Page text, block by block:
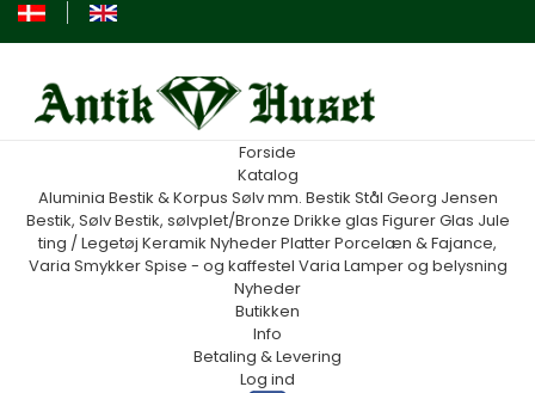
Forside
Katalog
Aluminia Bestik & Korpus Sølv mm. Bestik Stål Georg Jensen
Bestik, SølvBestik, sølvplet/Bronze Drikke glas FigurerGlas Jule
ting / Legetøj Keramik NyhederPlatterPorcelæn & Fajance,
Varia SmykkerSpise - og kaffestel Varia Lamper og belysning
Nyheder
Butikken
Info
Betaling & Levering
Log ind